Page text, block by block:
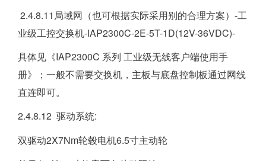
2.4.8.11局域网（也可根据实际采用别的合理方案）-工
业级工控交换机-IAP2300C-2E-5T-1D(12V-36VDC)-
具体见《IAP2300C 系列 工业级无线客户端使用手
册》；一般不需要交换机，主板与底盘控制板通过网线
直连即可。
2.4.8.12 驱动系统:
双驱动2X7Nm轮毂电机6.5寸主动轮